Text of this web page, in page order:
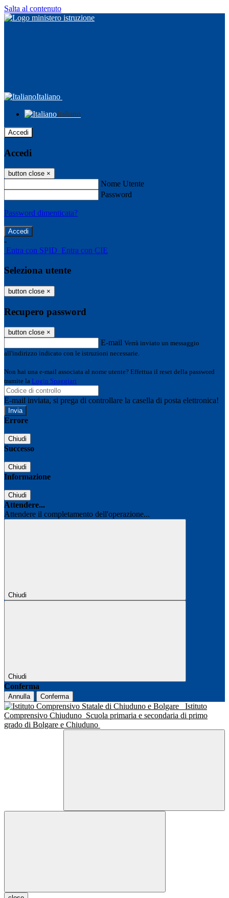
Salta al contenuto
Italiano
Italiano
Accedi
Accedi
button close ×
Nome Utente
Password
Password dimenticata?
-
Entra con SPID Entra con CIE
Seleziona utente
button close ×
Recupero password
button close ×
E-mail Verrà inviato un messaggio
all'indirizzo indicato con le istruzioni necessarie.
Non hai una e-mail associata al nome utente? Effettua il reset della password
tramite la Login Spaggiari
E-mail inviata, si prega di controllare la casella di posta elettronica!
Errore
Chiudi
Successo
Chiudi
Informazione
Chiudi
Attendere...
Attendere il completamento dell'operazione...
Chiudi
Chiudi
Conferma
Annulla Conferma
Istituto
Comprensivo Chiuduno Scuola primaria e secondaria di primo
grado di Bolgare e Chiuduno